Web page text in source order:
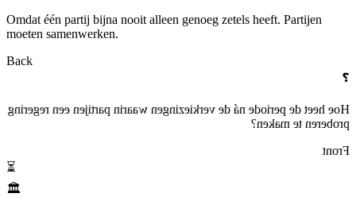
Omdat één partij bijna nooit alleen genoeg zetels heeft. Partijen
moeten samenwerken.
Back
❓
Hoe heet de periode ná de verkiezingen waarin partijen een regering
proberen te maken?
Front
⏳
🏛️